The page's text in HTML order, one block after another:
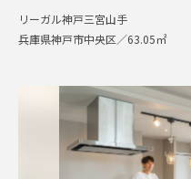
リーガル神戸三宮山手
兵庫県神戸市中央区／63.05㎡